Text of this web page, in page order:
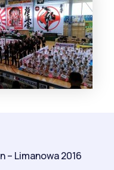
– Limanowa 2016